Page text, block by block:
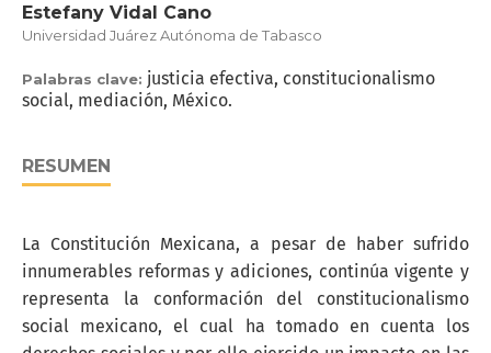
Estefany Vidal Cano
Universidad Juárez Autónoma de Tabasco
Palabras clave: justicia efectiva, constitucionalismo
social, mediación, México.
RESUMEN
La Constitución Mexicana, a pesar de haber sufrido
innumerables reformas y adiciones, continúa vigente y
representa la conformación del constitucionalismo
social mexicano, el cual ha tomado en cuenta los